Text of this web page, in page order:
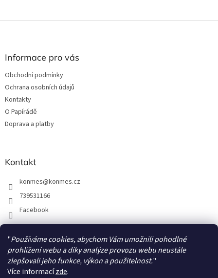
"Používáme cookies, abychom Vám umožnili pohodlné
prohlížení webu a díky analýze provozu webu neustále
zlepšovali jeho funkce, výkon a použitelnost."
Více informacízde.
Z
Informace pro vás
Obchodní podmínky
Ochrana osobních údajů
Kontakty
O Papírádě
Doprava a platby
Kontakt
konmes@konmes.cz
739531166
Facebook
Facebook